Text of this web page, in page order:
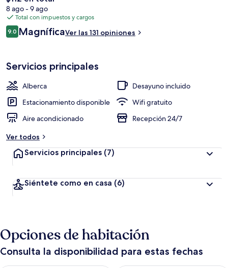
precio
total
es
de
8 ago - 9 ago
Total con impuestos y cargos
Opiniones
9.09.0 de 10,
MagníficaVer las 131 opiniones
Servicios principales
Alberca
Desayuno incluido
Estacionamiento disponible
Wifi gratuito
Aire acondicionado
Recepción 24/7
Ver todos
Servicios principales (7)
Siéntete como en casa (6)
Opciones de habitación
Consulta la disponibilidad para estas fechas